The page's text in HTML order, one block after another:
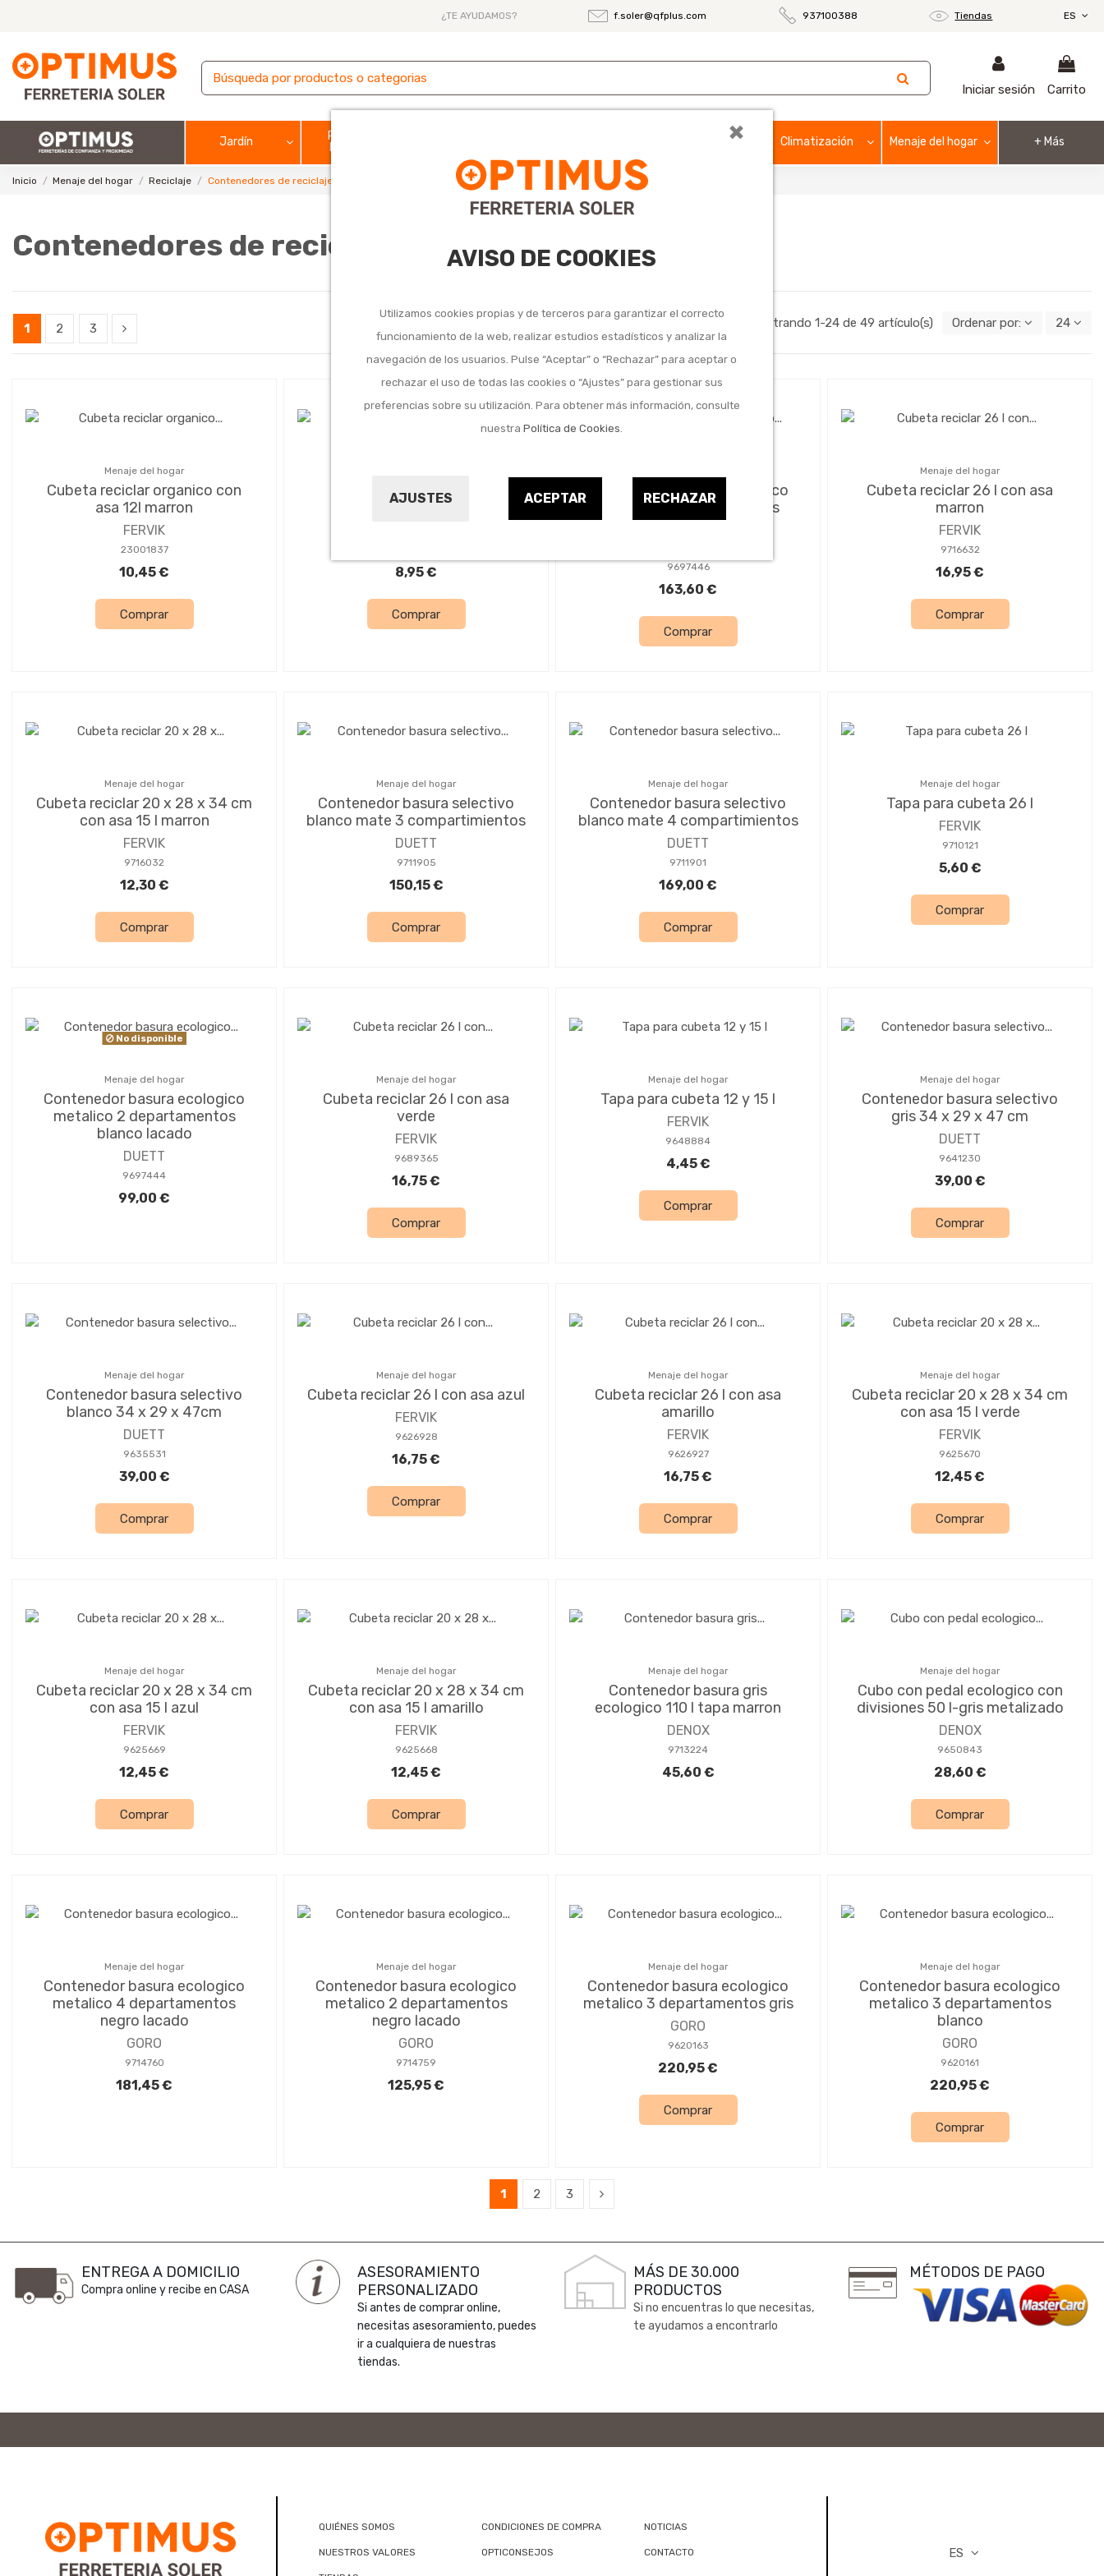
×
AVISO DE COOKIES
Utilizamos cookies propias y de terceros para garantizar el correcto
funcionamiento de la web, realizar estudios estadísticos y analizar la
navegación de los usuarios. Pulse “Aceptar” o “Rechazar” para aceptar o
rechazar el uso de todas las cookies o “Ajustes” para gestionar sus
preferencias sobre su utilización. Para obtener más información, consulte
nuestraPolítica de Cookies.
AJUSTES ACEPTAR RECHAZAR
¿TE AYUDAMOS? f.soler@qfplus.com 937100388 Tiendas ES
Iniciar sesión Carrito
Jardín
Pintura y
Climatización Menaje del hogar + Más
Inicio Menaje del hogar Reciclaje Contenedores de reciclaje domésticos
Contenedores de reciclaje domésticos
1 2 3 Mostrando 1-24 de 49 artículo(s) Ordenar por: 24
Menaje del hogar
Cubeta reciclar organico con
asa 12l marron
FERVIK
23001837
10,45 €
Comprar
Cubo basura reciclaje 6 l
ecohome
8,95 €
Comprar
Contenedor basura ecologico
metalico 4 departamentos
blanco lacado
9697446
163,60 €
Comprar
Menaje del hogar
Cubeta reciclar 26 l con asa
marron
FERVIK
9716632
16,95 €
Comprar
Menaje del hogar
Cubeta reciclar 20 x 28 x 34 cm
con asa 15 l marron
FERVIK
9716032
12,30 €
Comprar
Menaje del hogar
Contenedor basura selectivo
blanco mate 3 compartimientos
DUETT
9711905
150,15 €
Comprar
Menaje del hogar
Contenedor basura selectivo
blanco mate 4 compartimientos
DUETT
9711901
169,00 €
Comprar
Menaje del hogar
Tapa para cubeta 26 l
FERVIK
9710121
5,60 €
Comprar
No disponible
Menaje del hogar
Contenedor basura ecologico
metalico 2 departamentos
blanco lacado
DUETT
9697444
99,00 €
Menaje del hogar
Cubeta reciclar 26 l con asa
verde
FERVIK
9689365
16,75 €
Comprar
Menaje del hogar
Tapa para cubeta 12 y 15 l
FERVIK
9648884
4,45 €
Comprar
Menaje del hogar
Contenedor basura selectivo
gris 34 x 29 x 47 cm
DUETT
9641230
39,00 €
Comprar
Menaje del hogar
Contenedor basura selectivo
blanco 34 x 29 x 47cm
DUETT
9635531
39,00 €
Comprar
Menaje del hogar
Cubeta reciclar 26 l con asa azul
FERVIK
9626928
16,75 €
Comprar
Menaje del hogar
Cubeta reciclar 26 l con asa
amarillo
FERVIK
9626927
16,75 €
Comprar
Menaje del hogar
Cubeta reciclar 20 x 28 x 34 cm
con asa 15 l verde
FERVIK
9625670
12,45 €
Comprar
Menaje del hogar
Cubeta reciclar 20 x 28 x 34 cm
con asa 15 l azul
FERVIK
9625669
12,45 €
Comprar
Menaje del hogar
Cubeta reciclar 20 x 28 x 34 cm
con asa 15 l amarillo
FERVIK
9625668
12,45 €
Comprar
Menaje del hogar
Contenedor basura gris
ecologico 110 l tapa marron
DENOX
9713224
45,60 €
Menaje del hogar
Cubo con pedal ecologico con
divisiones 50 l-gris metalizado
DENOX
9650843
28,60 €
Comprar
Menaje del hogar
Contenedor basura ecologico
metalico 4 departamentos
negro lacado
GORO
9714760
181,45 €
Menaje del hogar
Contenedor basura ecologico
metalico 2 departamentos
negro lacado
GORO
9714759
125,95 €
Menaje del hogar
Contenedor basura ecologico
metalico 3 departamentos gris
GORO
9620163
220,95 €
Comprar
Menaje del hogar
Contenedor basura ecologico
metalico 3 departamentos
blanco
GORO
9620161
220,95 €
Comprar
1 2 3
ENTREGA A DOMICILIO
Compra online y recibe en CASA
ASESORAMIENTO
PERSONALIZADO
Si antes de comprar online,
necesitas asesoramiento, puedes
ir a cualquiera de nuestras
tiendas.
MÁS DE 30.000
PRODUCTOS
Si no encuentras lo que necesitas,
te ayudamos a encontrarlo
MÉTODOS DE PAGO
QUIÉNES SOMOS CONDICIONES DE COMPRA NOTICIAS
NUESTROS VALORES OPTICONSEJOS CONTACTO ES